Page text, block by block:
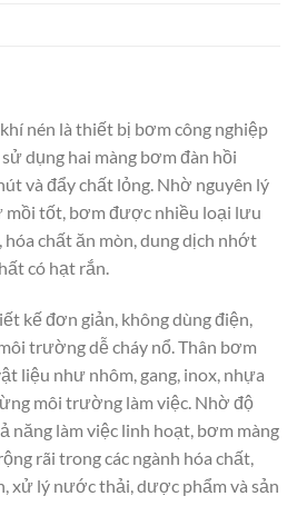
khí nén là thiết bị bơm công nghiệp
dụng hai màng bơm đàn hồi
và đẩy chất lỏng. Nhờ nguyên lý
mồi tốt, bơm được nhiều loại lưu
chất ăn mòn, dung dịch nhớt
có hạt rắn.
kế đơn giản, không dùng điện,
trường dễ cháy nổ. Thân bơm
liệu như nhôm, gang, inox, nhựa
môi trường làm việc. Nhờ độ
năng làm việc linh hoạt, bơm màng
rãi trong các ngành hóa chất,
xử lý nước thải, dược phẩm và sản